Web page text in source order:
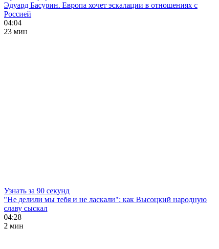
Эдуард Басурин. Европа хочет эскалации в отношениях с
Россией
04:04
23 мин
Узнать за 90 секунд
"Не делили мы тебя и не ласкали": как Высоцкий народную
славу сыскал
04:28
2 мин